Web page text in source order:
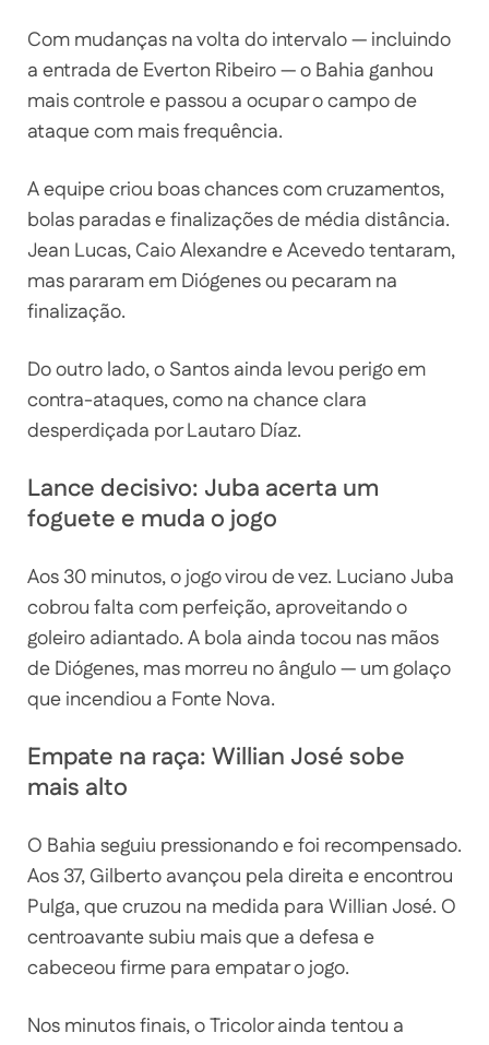
Com mudanças na volta do intervalo — incluindo
a entrada de Everton Ribeiro — o Bahia ganhou
mais controle e passou a ocupar o campo de
ataque com mais frequência.
A equipe criou boas chances com cruzamentos,
bolas paradas e finalizações de média distância.
Jean Lucas, Caio Alexandre e Acevedo tentaram,
mas pararam em Diógenes ou pecaram na
finalização.
Do outro lado, o Santos ainda levou perigo em
contra-ataques, como na chance clara
desperdiçada por Lautaro Díaz.
Lance decisivo: Juba acerta um
foguete e muda o jogo
Aos 30 minutos, o jogo virou de vez. Luciano Juba
cobrou falta com perfeição, aproveitando o
goleiro adiantado. A bola ainda tocou nas mãos
de Diógenes, mas morreu no ângulo — um golaço
que incendiou a Fonte Nova.
Empate na raça: Willian José sobe
mais alto
O Bahia seguiu pressionando e foi recompensado.
Aos 37, Gilberto avançou pela direita e encontrou
Pulga, que cruzou na medida para Willian José. O
centroavante subiu mais que a defesa e
cabeceou firme para empatar o jogo.
Nos minutos finais, o Tricolor ainda tentou a